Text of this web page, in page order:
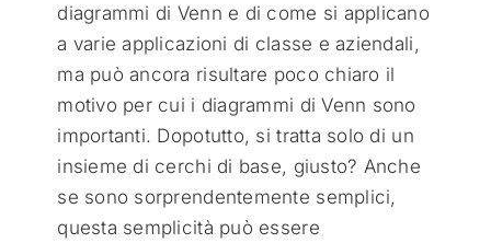
diagrammi di Venn e di come si applicano
a varie applicazioni di classe e aziendali,
ma può ancora risultare poco chiaro il
motivo per cui i diagrammi di Venn sono
importanti. Dopotutto, si tratta solo di un
insieme di cerchi di base, giusto? Anche
se sono sorprendentemente semplici,
questa semplicità può essere